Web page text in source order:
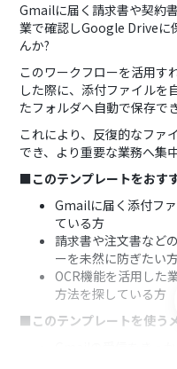
Gmailに届く請求書や契約
業で確認しGoogle Driveに
んか?
このワークフローを活用す
した際に、添付ファイルを
たフォルダへ自動で保存で
これにより、反復的なファ
でき、より重要な業務へ集
■このテンプレートをおす
Gmailに届く添付フ
ている方
請求書や注文書など
ーを未然に防ぎたい
OCR機能を活用した
方法を探している方
■このテンプレートを使う